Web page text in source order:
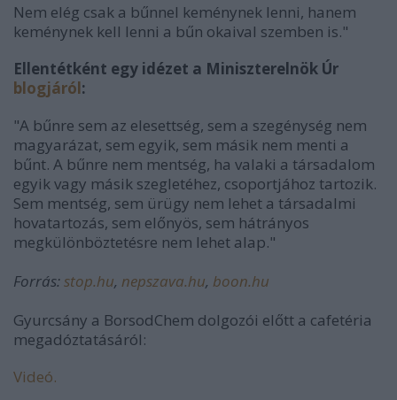
Nem elég csak a bűnnel keménynek lenni, hanem
keménynek kell lenni a bűn okaival szemben is."
Ellentétként egy idézet a Miniszterelnök Úr
blogjáról:
"A bűnre sem az elesettség, sem a szegénység nem
magyarázat, sem egyik, sem másik nem menti a
bűnt. A bűnre nem mentség, ha valaki a társadalom
egyik vagy másik szegletéhez, csoportjához tartozik.
Sem mentség, sem ürügy nem lehet a társadalmi
hovatartozás, sem előnyös, sem hátrányos
megkülönböztetésre nem lehet alap."
Forrás:stop.hu, nepszava.hu, boon.hu
Gyurcsány a BorsodChem dolgozói előtt a cafetéria
megadóztatásáról:
Videó.